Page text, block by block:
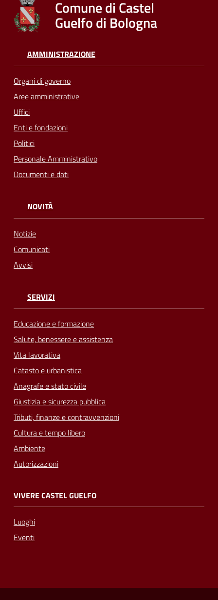
Comune di Castel
Guelfo di Bologna
AMMINISTRAZIONE
Organi di governo
Aree amministrative
Uffici
Enti e fondazioni
Politici
Personale Amministrativo
Documenti e dati
NOVITÀ
Notizie
Comunicati
Avvisi
SERVIZI
Educazione e formazione
Salute, benessere e assistenza
Vita lavorativa
Catasto e urbanistica
Anagrafe e stato civile
Giustizia e sicurezza pubblica
Tributi, finanze e contravvenzioni
Cultura e tempo libero
Ambiente
Autorizzazioni
VIVERE CASTEL GUELFO
Luoghi
Eventi